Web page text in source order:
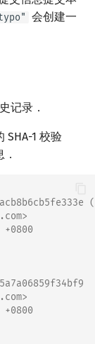
会创建一
记录．
SHA-1 校验